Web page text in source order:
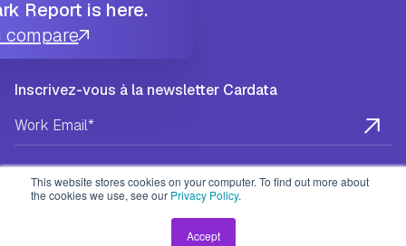
This website stores cookies on your computer. To find out more about
the cookies we use, see our Privacy Policy.
Accept
Centre d'aide
Inscrivez-vous à la newsletter Cardata
Politique de confidentialité Termes et conditions
Report is here.
compare